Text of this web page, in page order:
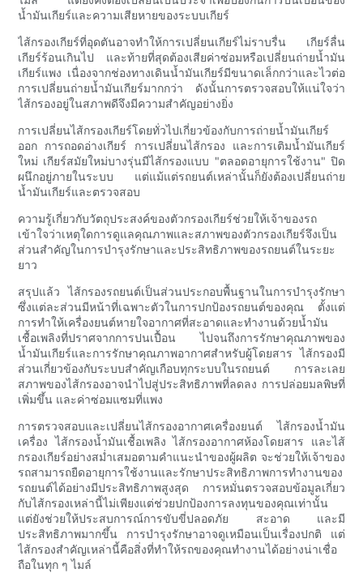
น้ำมันเกียร์และความเสียหายของระบบเกียร์
ไส้กรองเกียร์ที่อุดตันอาจทำให้การเปลี่ยนเกียร์ไม่ราบรื่น เกียร์ลื่น
เกียร์ร้อนเกินไป และท้ายที่สุดต้องเสียค่าซ่อมหรือเปลี่ยนถ่ายน้ำมัน
เกียร์แพง เนื่องจากช่องทางเดินน้ำมันเกียร์มีขนาดเล็กกว่าและไวต่อ
การเปลี่ยนถ่ายน้ำมันเกียร์มากกว่า ดังนั้นการตรวจสอบให้แน่ใจว่า
ไส้กรองอยู่ในสภาพดีจึงมีความสำคัญอย่างยิ่ง
การเปลี่ยนไส้กรองเกียร์โดยทั่วไปเกี่ยวข้องกับการถ่ายน้ำมันเกียร์
ออก การถอดอ่างเกียร์ การเปลี่ยนไส้กรอง และการเติมน้ำมันเกียร์
ใหม่ เกียร์สมัยใหม่บางรุ่นมีไส้กรองแบบ "ตลอดอายุการใช้งาน" ปิด
ผนึกอยู่ภายในระบบ แต่แม้แต่รถยนต์เหล่านั้นก็ยังต้องเปลี่ยนถ่าย
น้ำมันเกียร์และตรวจสอบ
ความรู้เกี่ยวกับวัตถุประสงค์ของตัวกรองเกียร์ช่วยให้เจ้าของรถ
เข้าใจว่าเหตุใดการดูแลคุณภาพและสภาพของตัวกรองเกียร์จึงเป็น
ส่วนสำคัญในการบำรุงรักษาและประสิทธิภาพของรถยนต์ในระยะ
ยาว
สรุปแล้ว ไส้กรองรถยนต์เป็นส่วนประกอบพื้นฐานในการบำรุงรักษา
ซึ่งแต่ละส่วนมีหน้าที่เฉพาะตัวในการปกป้องรถยนต์ของคุณ ตั้งแต่
การทำให้เครื่องยนต์หายใจอากาศที่สะอาดและทำงานด้วยน้ำมัน
เชื้อเพลิงที่ปราศจากการปนเปื้อน ไปจนถึงการรักษาคุณภาพของ
น้ำมันเกียร์และการรักษาคุณภาพอากาศสำหรับผู้โดยสาร ไส้กรองมี
ส่วนเกี่ยวข้องกับระบบสำคัญเกือบทุกระบบในรถยนต์ การละเลย
สภาพของไส้กรองอาจนำไปสู่ประสิทธิภาพที่ลดลง การปล่อยมลพิษที่
เพิ่มขึ้น และค่าซ่อมแซมที่แพง
การตรวจสอบและเปลี่ยนไส้กรองอากาศเครื่องยนต์ ไส้กรองน้ำมัน
เครื่อง ไส้กรองน้ำมันเชื้อเพลิง ไส้กรองอากาศห้องโดยสาร และไส้
กรองเกียร์อย่างสม่ำเสมอตามคำแนะนำของผู้ผลิต จะช่วยให้เจ้าของ
รถสามารถยืดอายุการใช้งานและรักษาประสิทธิภาพการทำงานของ
รถยนต์ได้อย่างมีประสิทธิภาพสูงสุด การหมั่นตรวจสอบข้อมูลเกี่ยว
กับไส้กรองเหล่านี้ไม่เพียงแต่ช่วยปกป้องการลงทุนของคุณเท่านั้น
แต่ยังช่วยให้ประสบการณ์การขับขี่ปลอดภัย สะอาด และมี
ประสิทธิภาพมากขึ้น การบำรุงรักษาอาจดูเหมือนเป็นเรื่องปกติ แต่
ไส้กรองสำคัญเหล่านี้คือสิ่งที่ทำให้รถของคุณทำงานได้อย่างน่าเชื่อ
ถือในทุก ๆ ไมล์